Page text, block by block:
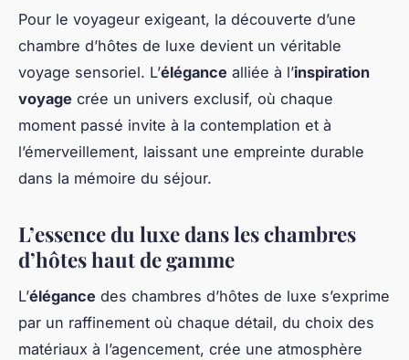
Pour le voyageur exigeant, la découverte d’une
chambre d’hôtes de luxe devient un véritable
voyage sensoriel. L’élégance alliée à l’inspiration
voyage crée un univers exclusif, où chaque
moment passé invite à la contemplation et à
l’émerveillement, laissant une empreinte durable
dans la mémoire du séjour.
L’essence du luxe dans les chambres
d’hôtes haut de gamme
L’élégance des chambres d’hôtes de luxe s’exprime
par un raffinement où chaque détail, du choix des
matériaux à l’agencement, crée une atmosphère